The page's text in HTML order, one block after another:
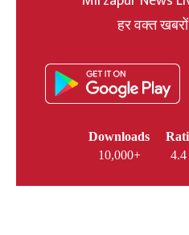
हर वक्त
Downloads
10,000+
4.4